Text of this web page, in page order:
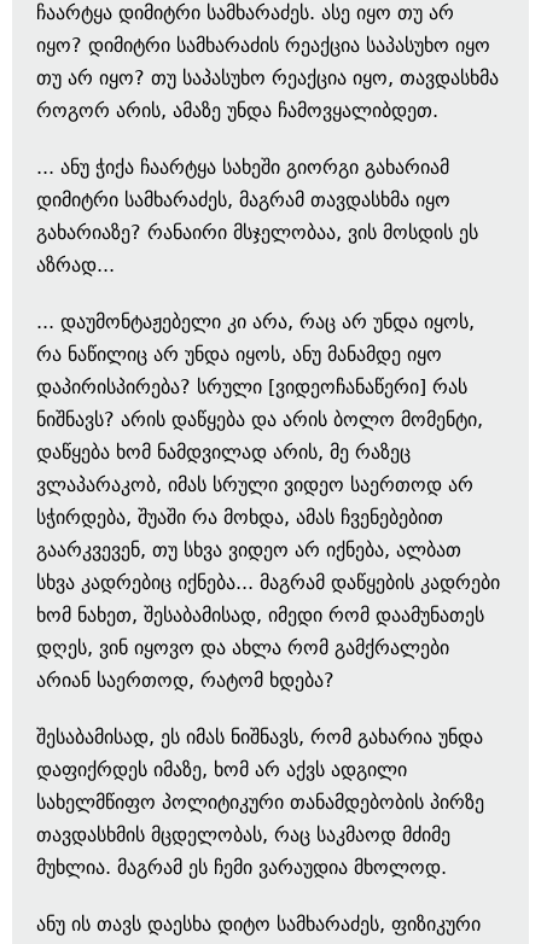
ჩაარტყა დიმიტრი სამხარაძეს. ასე იყო თუ არ
იყო? დიმიტრი სამხარაძის რეაქცია საპასუხო იყო
თუ არ იყო? თუ საპასუხო რეაქცია იყო, თავდასხმა
როგორ არის, ამაზე უნდა ჩამოვყალიბდეთ.
... ანუ ჭიქა ჩაარტყა სახეში გიორგი გახარიამ
დიმიტრი სამხარაძეს, მაგრამ თავდასხმა იყო
გახარიაზე? რანაირი მსჯელობაა, ვის მოსდის ეს
აზრად...
... დაუმონტაჟებელი კი არა, რაც არ უნდა იყოს,
რა ნაწილიც არ უნდა იყოს, ანუ მანამდე იყო
დაპირისპირება? სრული [ვიდეოჩანაწერი] რას
ნიშნავს? არის დაწყება და არის ბოლო მომენტი,
დაწყება ხომ ნამდვილად არის, მე რაზეც
ვლაპარაკობ, იმას სრული ვიდეო საერთოდ არ
სჭირდება, შუაში რა მოხდა, ამას ჩვენებებით
გაარკვევენ, თუ სხვა ვიდეო არ იქნება, ალბათ
სხვა კადრებიც იქნება... მაგრამ დაწყების კადრები
ხომ ნახეთ, შესაბამისად, იმედი რომ დაამუნათეს
დღეს, ვინ იყოვო და ახლა რომ გამქრალები
არიან საერთოდ, რატომ ხდება?
შესაბამისად, ეს იმას ნიშნავს, რომ გახარია უნდა
დაფიქრდეს იმაზე, ხომ არ აქვს ადგილი
სახელმწიფო პოლიტიკური თანამდებობის პირზე
თავდასხმის მცდელობას, რაც საკმაოდ მძიმე
მუხლია. მაგრამ ეს ჩემი ვარაუდია მხოლოდ.
ანუ ის თავს დაესხა დიტო სამხარაძეს, ფიზიკური